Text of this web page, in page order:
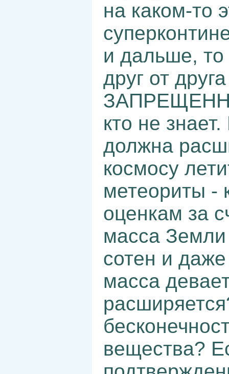
на каком-то
и дальше, то
друг от
кто не
должна
космосу
метеориты -
оценкам за
масса Земли
сотен и
масса
вещества?